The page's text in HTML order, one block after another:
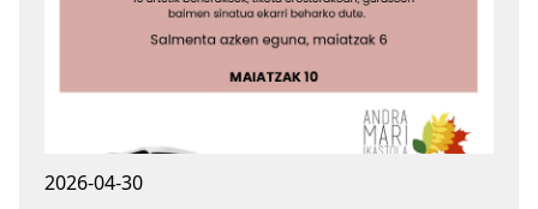
2026-04-30